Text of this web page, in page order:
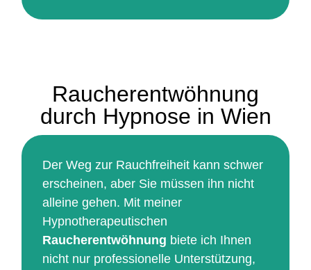
Raucherentwöhnung
durch Hypnose in Wien
Der Weg zur Rauchfreiheit kann schwer
erscheinen, aber Sie müssen ihn nicht
alleine gehen. Mit meiner
Hypnotherapeutischen
Raucherentwöhnung biete ich Ihnen
nicht nur professionelle Unterstützung,